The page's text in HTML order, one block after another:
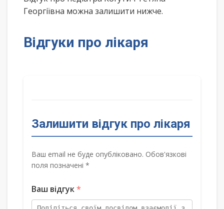
Георгіївна можна залишити нижче.
Відгуки про лікаря
Залишити відгук про лікаря
Ваш email не буде опубліковано. Обов'язкові
поля позначені *
Ваш відгук*